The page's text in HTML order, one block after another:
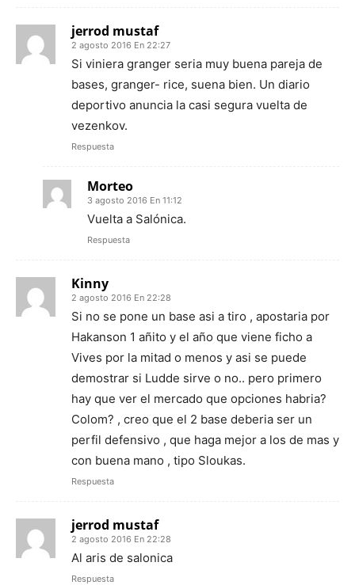
jerrod mustaf
2 agosto 2016 En 22:27
Si viniera granger seria muy buena pareja de
bases, granger- rice, suena bien. Un diario
deportivo anuncia la casi segura vuelta de
vezenkov.
Respuesta
Morteo
3 agosto 2016 En 11:12
Vuelta a Salónica.
Respuesta
Kinny
2 agosto 2016 En 22:28
Si no se pone un base asi a tiro , apostaria por
Hakanson 1 añito y el año que viene ficho a
Vives por la mitad o menos y asi se puede
demostrar si Ludde sirve o no.. pero primero
hay que ver el mercado que opciones habria?
Colom? , creo que el 2 base deberia ser un
perfil defensivo , que haga mejor a los de mas y
con buena mano , tipo Sloukas.
Respuesta
jerrod mustaf
2 agosto 2016 En 22:28
Al aris de salonica
Respuesta